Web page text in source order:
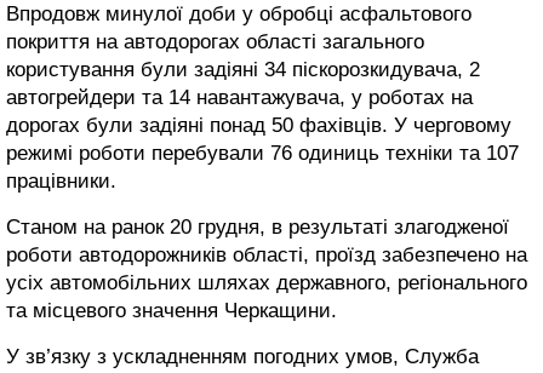
Впродовж минулої доби у обробці асфальтового
покриття на автодорогах області загального
користування були задіяні 34 піскорозкидувача, 2
автогрейдери та 14 навантажувача, у роботах на
дорогах були задіяні понад 50 фахівців. У черговому
режимі роботи перебували 76 одиниць техніки та 107
працівники.
Станом на ранок 20 грудня, в результаті злагодженої
роботи автодорожників області, проїзд забезпечено на
усіх автомобільних шляхах державного, регіонального
та місцевого значення Черкащини.
У зв’язку з ускладненням погодних умов, Служба